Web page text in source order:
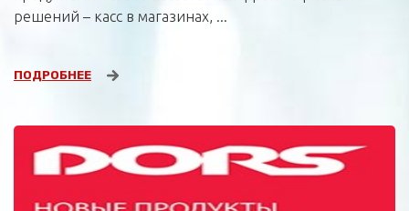
решений – касс в магазинах, ...
ПОДРОБНЕЕ